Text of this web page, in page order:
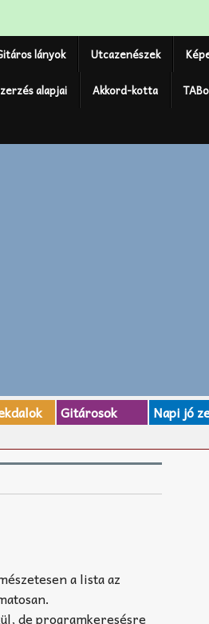
lányok Utcazenészek
alapjai Akkord-kotta
Gitárosok Napi jó
a lista az
de programkeresésre